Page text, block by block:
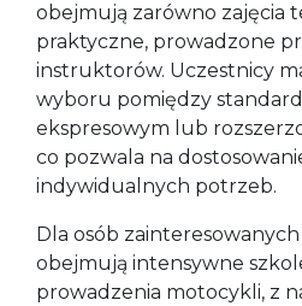
obejmują zarówno zajęcia
praktyczne, prowadzone
instruktorów. Uczestnicy
wyboru pomiędzy
ekspresowym lub
co pozwala na
indywidualnych potrzeb.
Dla osób zainteresowanych
obejmują intensywne
prowadzenia motocykli, z